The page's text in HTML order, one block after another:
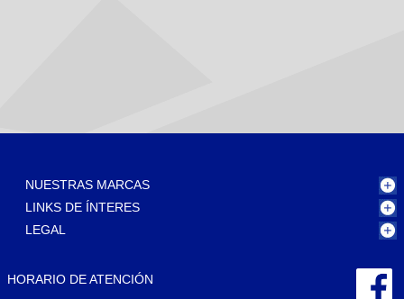
NUESTRAS MARCAS
LINKS DE ÍNTERES
LEGAL
HORARIO DE ATENCIÓN